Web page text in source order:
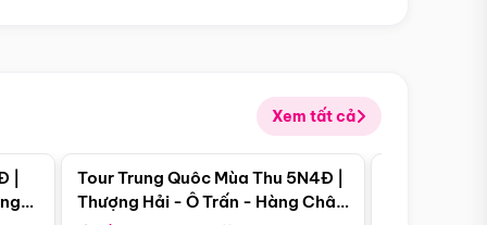
Xem tất cả
|
Điểm nổi bật
Tour Trung Quôc Mùa Thu 5N4Đ |
Thượng Hải - Ô Trấn - Hàng Châu